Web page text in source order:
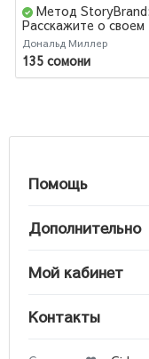
Метод StoryBrand:
Расскажите о своем
бренде так, чтобы в
влюбились
Дональд Миллер
135 сомони
Помощь
Дополнительно
Мой кабинет
Контакты